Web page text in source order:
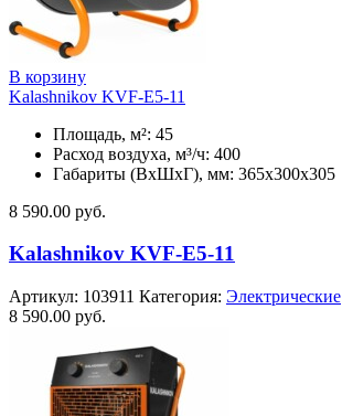
В корзину
Kalashnikov KVF-E5-11
Площадь, м²: 45
Расход воздуха, м³/ч: 400
Габариты (ВхШхГ), мм: 365x300x305
8 590.00 руб.
Kalashnikov KVF-E5-11
Артикул: 103911 Категория: Электрические
8 590.00 руб.